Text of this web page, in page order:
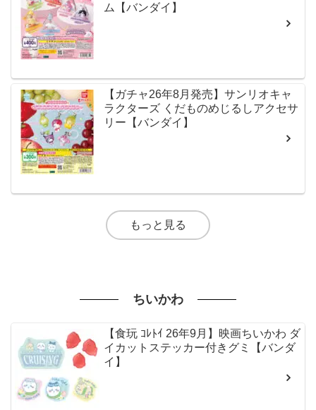
ム【バンダイ】
【ガチャ26年8月発売】サンリオキャ
ラクターズ くだものめじるしアクセサ
リー【バンダイ】
もっと見る
ちいかわ
【食玩 ｺﾚﾄｲ 26年9月】映画ちいかわ ダ
イカットステッカー付きグミ【バンダ
イ】